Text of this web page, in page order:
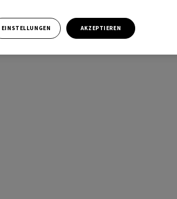
EINSTELLUNGEN AKZEPTIEREN